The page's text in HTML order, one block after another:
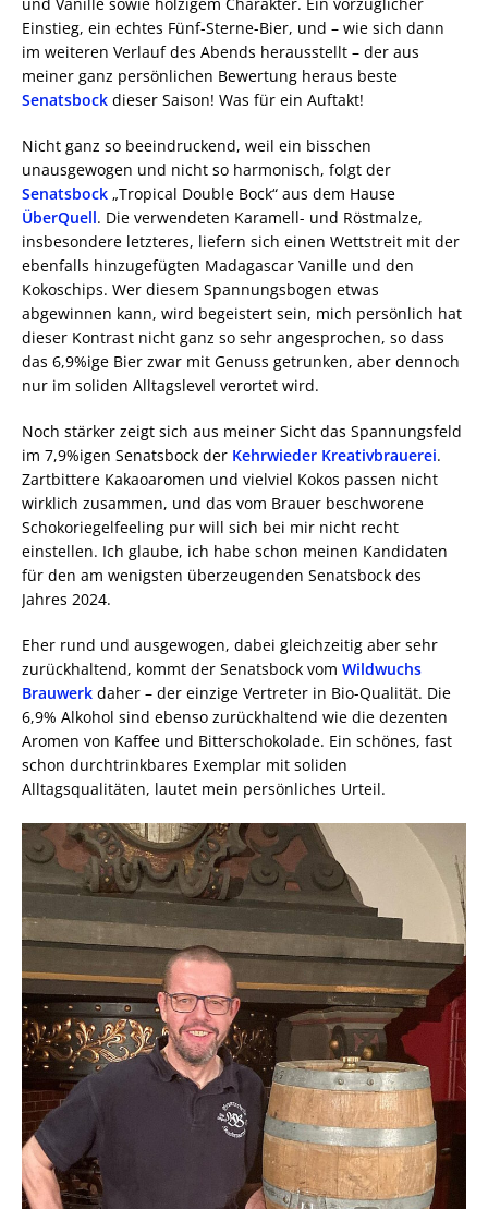
Einstieg, ein echtes Fünf-Sterne-Bier, und – wie sich dann
im weiteren Verlauf des Abends herausstellt – der aus
meiner ganz persönlichen Bewertung heraus beste
Senatsbock dieser Saison! Was für ein Auftakt!
Nicht ganz so beeindruckend, weil ein bisschen
unausgewogen und nicht so harmonisch, folgt der
Senatsbock „Tropical Double Bock“ aus dem Hause
ÜberQuell. Die verwendeten Karamell- und Röstmalze,
insbesondere letzteres, liefern sich einen Wettstreit mit der
ebenfalls hinzugefügten Madagascar Vanille und den
Kokoschips. Wer diesem Spannungsbogen etwas
abgewinnen kann, wird begeistert sein, mich persönlich hat
dieser Kontrast nicht ganz so sehr angesprochen, so dass
das 6,9%ige Bier zwar mit Genuss getrunken, aber dennoch
nur im soliden Alltagslevel verortet wird.
Noch stärker zeigt sich aus meiner Sicht das Spannungsfeld
im 7,9%igen Senatsbock der Kehrwieder Kreativbrauerei.
Zartbittere Kakaoaromen und vielviel Kokos passen nicht
wirklich zusammen, und das vom Brauer beschworene
Schokoriegelfeeling pur will sich bei mir nicht recht
einstellen. Ich glaube, ich habe schon meinen Kandidaten
für den am wenigsten überzeugenden Senatsbock des
Jahres 2024.
Eher rund und ausgewogen, dabei gleichzeitig aber sehr
zurückhaltend, kommt der Senatsbock vom Wildwuchs
Brauwerk daher – der einzige Vertreter in Bio-Qualität. Die
6,9% Alkohol sind ebenso zurückhaltend wie die dezenten
Aromen von Kaffee und Bitterschokolade. Ein schönes, fast
schon durchtrinkbares Exemplar mit soliden
Alltagsqualitäten, lautet mein persönliches Urteil.